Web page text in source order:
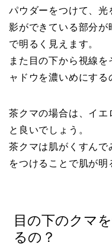
パウダーをつけて、光
影ができている部分が
で明るく見えます。
また目の下から視線
ャドウを濃いめにする
茶クマの場合は、イエ
と良いでしょう。
茶クマは肌がくすん
をつけることで肌が明
目の下のクマ
るの？